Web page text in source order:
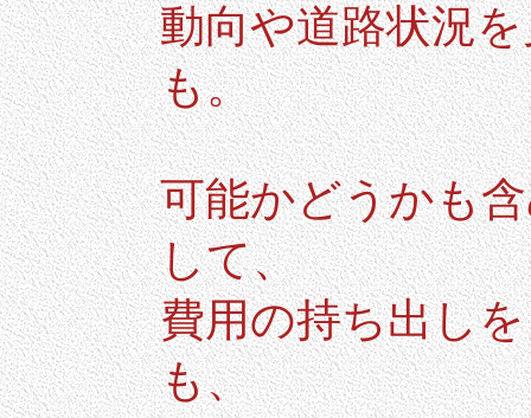
動向や道路状況
も。
可能かどうかも
して、
費用の持ち出し
も、